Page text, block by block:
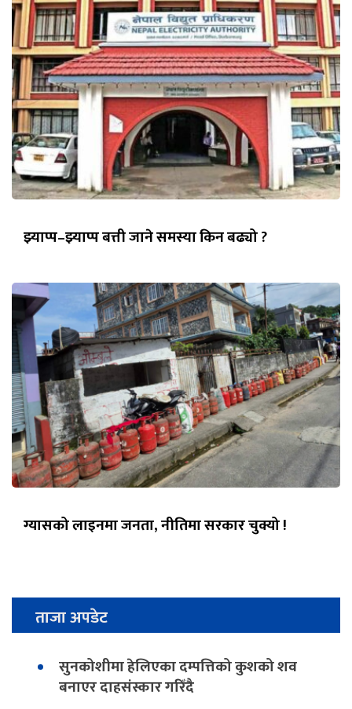
झ्याप्प–झ्याप्प बत्ती जाने समस्या किन बढ्यो ?
ग्यासको लाइनमा जनता, नीतिमा सरकार चुक्यो !
ताजा अपडेट
सुनकोशीमा हेलिएका दम्पत्तिको कुशको शव
बनाएर दाहसंस्कार गरिँदै